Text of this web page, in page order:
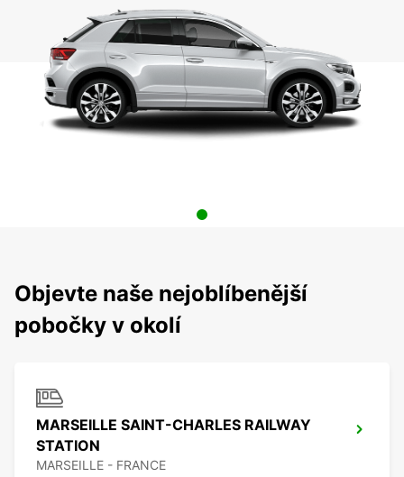
Objevte naše nejoblíbenější
pobočky v okolí
MARSEILLE SAINT-CHARLES RAILWAY
STATION
MARSEILLE - FRANCE